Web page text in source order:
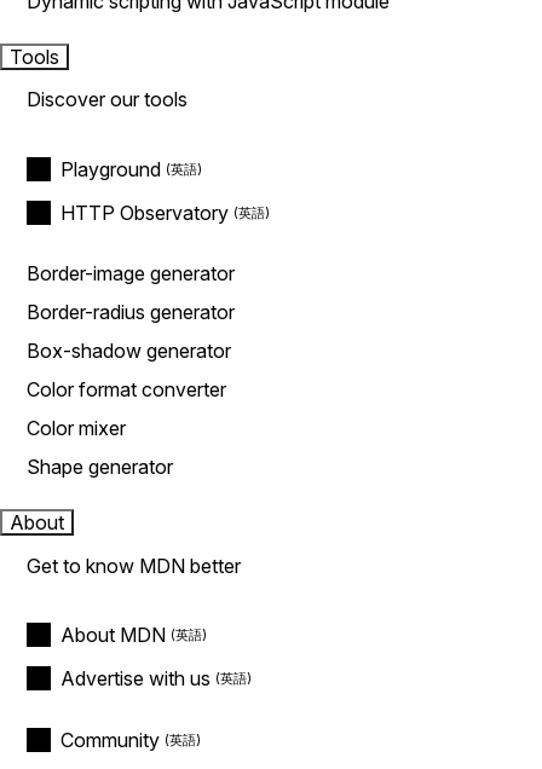
Tools
Discover our tools
Playground
HTTP Observatory
Border-image generator
Border-radius generator
Box-shadow generator
Color format converter
Color mixer
Shape generator
About
Get to know MDN better
About MDN
Advertise with us
Community